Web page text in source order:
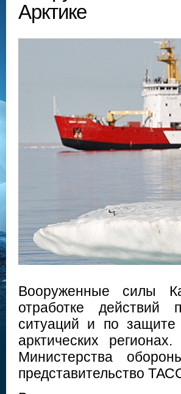
Арктике
Вооруженные силы
отработке действий
ситуаций и по защите
арктических
Министерства
представительство